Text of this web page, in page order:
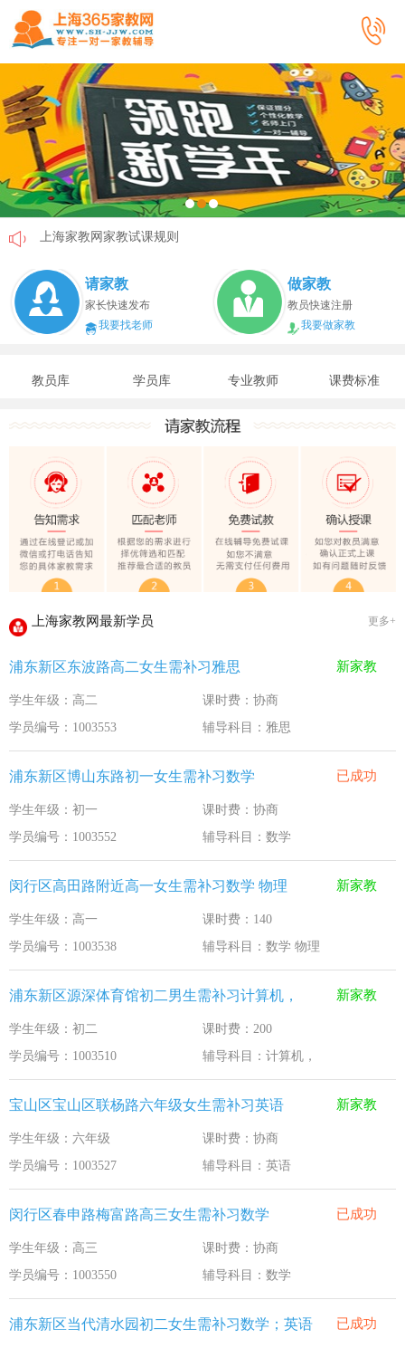
上海家教网家教试课规则
上海家教网免责声明
教员首次给家长打电话注意事项
上海家教网教员首次上门试教注意事项
上海家教网女生家教安全必读！
上海家教网大学生做家教安全须知！
上海家教网家教试课规则 2020-1-18
上海家教网免责声明 2016-11-15
教员首次给家长打电话注意事项 2016-11-15
上海家教网教员首次上门试教注意事项 2016-11-15
上海家教网注册协议 2016-11-15
上海家教网大学生做家教安全须知！
全国教师管理信息系统明年启用
请家教
家长快速发布
我要找老师
做家教
教员快速注册
我要做家教
教员库 学员库 专业教师 课费标准
上海家教网最新学员 更多+
浦东新区东波路高二女生需补习雅思 新家教
学生年级：高二
课时费：协商
学员编号：1003553
辅导科目：雅思
浦东新区博山东路初一女生需补习数学 已成功
学生年级：初一
课时费：协商
学员编号：1003552
辅导科目：数学
闵行区高田路附近高一女生需补习数学 物理 新家教
学生年级：高一
课时费：140
学员编号：1003538
辅导科目：数学 物理
浦东新区源深体育馆初二男生需补习计算机， 新家教
学生年级：初二
课时费：200
学员编号：1003510
辅导科目：计算机，
宝山区宝山区联杨路六年级女生需补习英语 新家教
学生年级：六年级
课时费：协商
学员编号：1003527
辅导科目：英语
闵行区春申路梅富路高三女生需补习数学 已成功
学生年级：高三
课时费：协商
学员编号：1003550
辅导科目：数学
浦东新区当代清水园初二女生需补习数学；英语 已成功